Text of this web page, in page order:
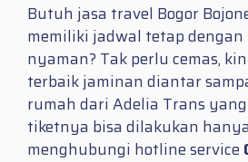
Butuh jasa travel Bogor
memiliki jadwal tetap dengan
nyaman? Tak perlu cemas,
terbaik jaminan diantar
rumah dari Adelia Trans
tiketnya bisa dilakukan
menghubungi hotline service